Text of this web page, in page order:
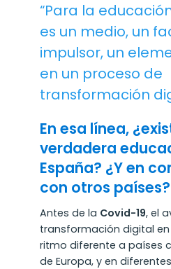
“Para la
es un medio, un
impulsor, un
en un proceso de
transformación
En esa línea,
verdadera
España? ¿Y en
con otros países?
Antes de la Covid-19, el
transformación digital en
ritmo diferente a países
de Europa, y en